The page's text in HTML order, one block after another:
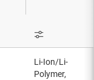
Li-Ion/Li-
Polymer,